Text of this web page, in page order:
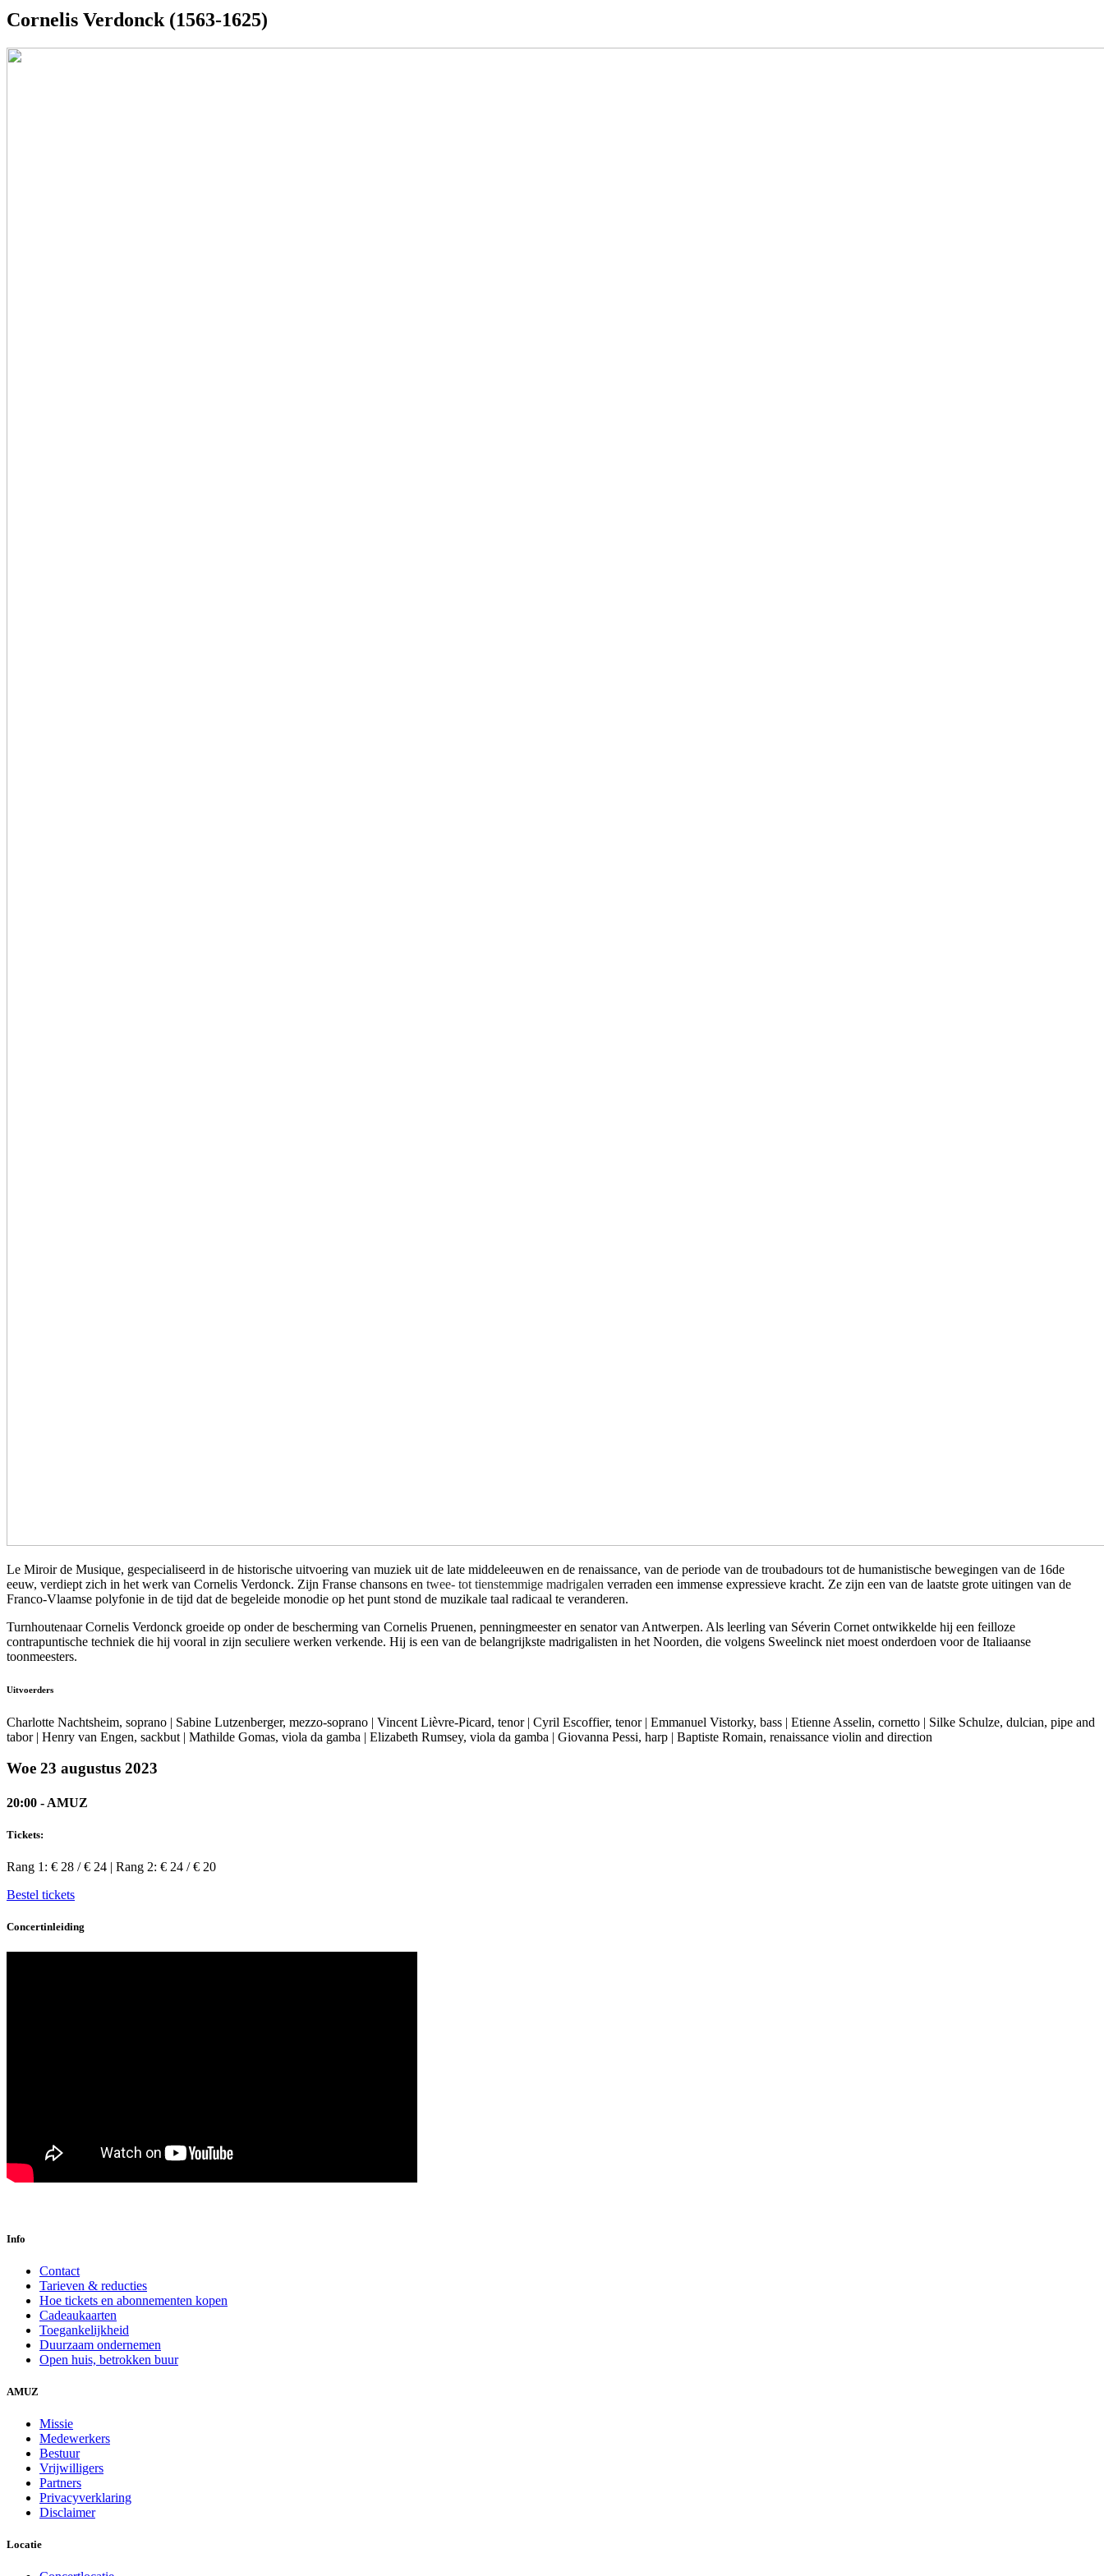
Cornelis Verdonck (1563-1625)
Le Miroir de Musique, gespecialiseerd in de historische uitvoering van muziek uit de late middeleeuwen en de renaissance, van de periode van de troubadours tot de humanistische bewegingen van de 16de
eeuw, verdiept zich in het werk van Cornelis Verdonck. Zijn Franse chansons en twee- tot tienstemmige madrigalen verraden een immense expressieve kracht. Ze zijn een van de laatste grote uitingen van de
Franco-Vlaamse polyfonie in de tijd dat de begeleide monodie op het punt stond de muzikale taal radicaal te veranderen.
Turnhoutenaar Cornelis Verdonck groeide op onder de bescherming van Cornelis Pruenen, penningmeester en senator van Antwerpen. Als leerling van Séverin Cornet ontwikkelde hij een feilloze
contrapuntische techniek die hij vooral in zijn seculiere werken verkende. Hij is een van de belangrijkste madrigalisten in het Noorden, die volgens Sweelinck niet moest onderdoen voor de Italiaanse
toonmeesters.
Uitvoerders
Charlotte Nachtsheim, soprano | Sabine Lutzenberger, mezzo-soprano | Vincent Lièvre-Picard, tenor| Cyril Escoffier, tenor| Emmanuel Vistorky, bass | Etienne Asselin, cornetto | Silke Schulze, dulcian, pipe and
tabor| Henry van Engen, sackbut | Mathilde Gomas, viola da gamba | Elizabeth Rumsey, viola da gamba | Giovanna Pessi, harp | Baptiste Romain, renaissance violin and direction
Woe 23 augustus 2023
20:00 - AMUZ
Tickets:
Rang 1: € 28 / € 24 | Rang 2: € 24 / € 20
Bestel tickets
Concertinleiding
Info
Contact
Tarieven & reducties
Hoe tickets en abonnementen kopen
Cadeaukaarten
Toegankelijkheid
Duurzaam ondernemen
Open huis, betrokken buur
AMUZ
Missie
Medewerkers
Bestuur
Vrijwilligers
Partners
Privacyverklaring
Disclaimer
Locatie